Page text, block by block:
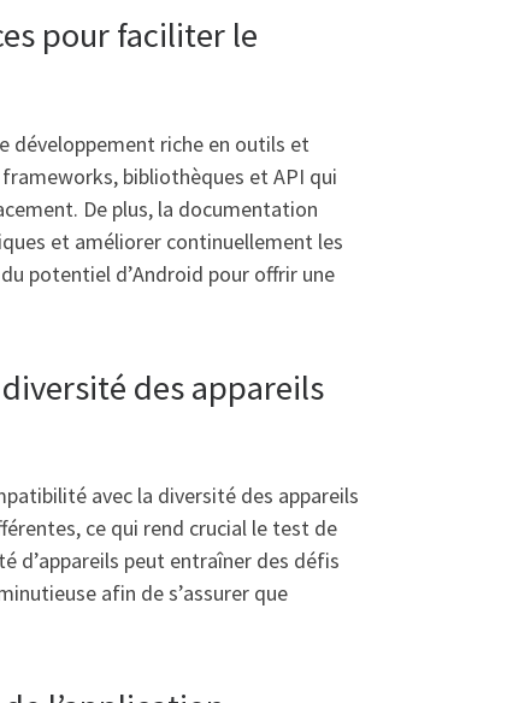
pour faciliter le
développement riche en outils et
bibliothèques et API qui
De plus, la documentation
et améliorer continuellement les
potentiel d’Android pour offrir une
des appareils
avec la diversité des appareils
ce qui rend crucial le test de
d’appareils peut entraîner des défis
afin de s’assurer que